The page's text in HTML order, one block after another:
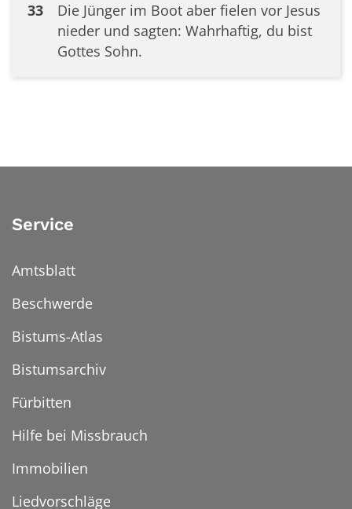
33
Die Jünger im Boot aber fielen vor Jesus
nieder und sagten: Wahrhaftig, du bist
Gottes Sohn.
Service
Amtsblatt
Beschwerde
Bistums-Atlas
Bistumsarchiv
Fürbitten
Hilfe bei Missbrauch
Immobilien
Liedvorschläge